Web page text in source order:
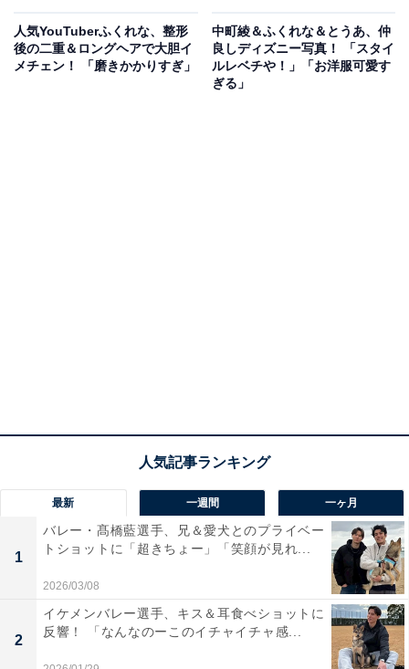
人気YouTuberふくれな、整形
後の二重＆ロングヘアで大胆イ
メチェン！ 「磨きかかりすぎ」
中町綾＆ふくれな＆とうあ、仲
良しディズニー写真！ 「スタイ
ルレベチや！」「お洋服可愛す
ぎる」
最新 一週間 一ヶ月
1
バレー・髙橋藍選手、兄＆愛犬とのプライベー
トショットに「超きちょー」「笑顔が見れ...
2026/03/08
2
イケメンバレー選手、キス＆耳食べショットに
反響！ 「なんなのーこのイチャイチャ感...